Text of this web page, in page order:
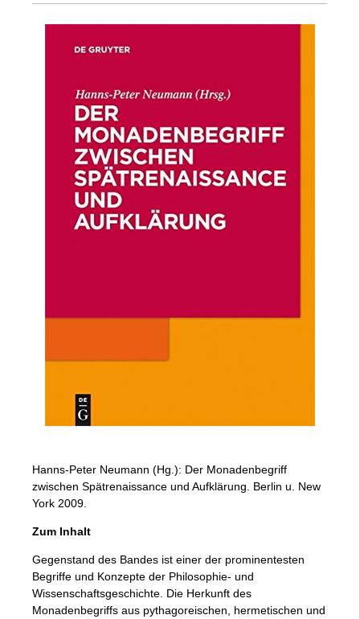
Hanns-Peter Neumann (Hg.): Der Monadenbegriff
zwischen Spätrenaissance und Aufklärung. Berlin u. New
York 2009.
Zum Inhalt
Gegenstand des Bandes ist einer der prominentesten
Begriffe und Konzepte der Philosophie- und
Wissenschaftsgeschichte. Die Herkunft des
Monadenbegriffs aus pythagoreischen, hermetischen und